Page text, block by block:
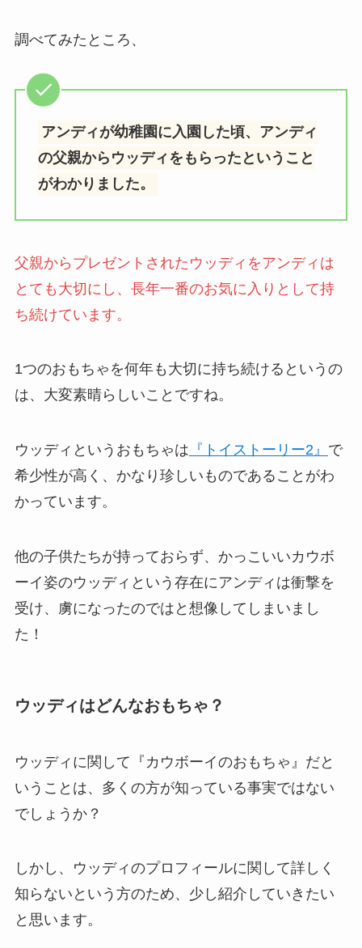
調べてみたところ、
アンディが幼稚園に入園した頃、アンディ
の父親からウッディをもらったということ
がわかりました。
父親からプレゼントされたウッディをアンディは
とても大切にし、長年一番のお気に入りとして持
ち続けています。
1つのおもちゃを何年も大切に持ち続けるというの
は、大変素晴らしいことですね。
ウッディというおもちゃは 『トイストーリー2』 で
希少性が高く、かなり珍しいものであることがわ
かっています。
他の子供たちが持っておらず、かっこいいカウボ
ーイ姿のウッディという存在にアンディは衝撃を
受け、虜になったのではと想像してしまいまし
た！
ウッディはどんなおもちゃ？
ウッディに関して『カウボーイのおもちゃ』だと
いうことは、多くの方が知っている事実ではない
でしょうか？
しかし、ウッディのプロフィールに関して詳しく
知らないという方のため、少し紹介していきたい
と思います。